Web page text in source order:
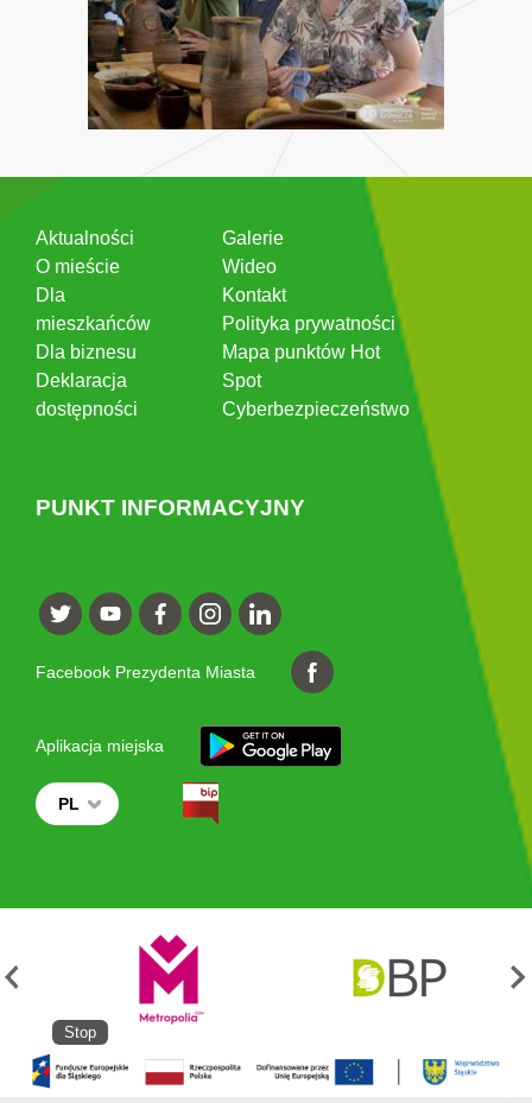
Aktualności
O mieście
Dla
mieszkańców
Dla biznesu
Deklaracja
dostępności
Galerie
Wideo
Kontakt
Polityka prywatności
Mapa punktów Hot
Spot
Cyberbezpieczeństwo
PUNKT INFORMACYJNY
Facebook Prezydenta Miasta
Aplikacja miejska
PL
Stop